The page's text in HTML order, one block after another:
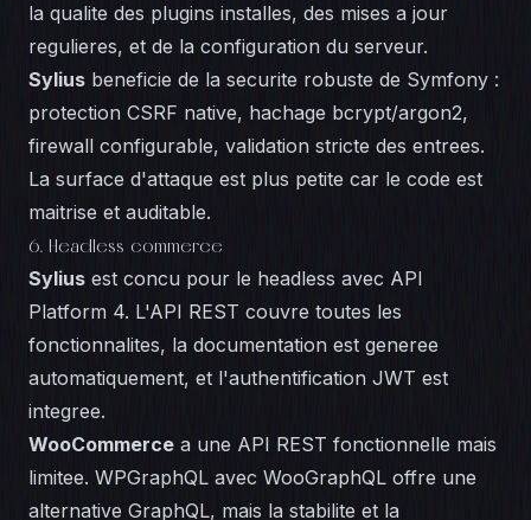
la qualite des plugins installes, des mises a jour
regulieres, et de la configuration du serveur.
Sylius beneficie de la securite robuste de Symfony :
protection CSRF native, hachage bcrypt/argon2,
firewall configurable, validation stricte des entrees.
La surface d'attaque est plus petite car le code est
maitrise et auditable.
6. Headless commerce
Sylius est concu pour le headless avec API
Platform 4. L'API REST couvre toutes les
fonctionnalites, la documentation est generee
automatiquement, et l'authentification JWT est
integree.
WooCommerce a une API REST fonctionnelle mais
limitee. WPGraphQL avec WooGraphQL offre une
alternative GraphQL, mais la stabilite et la